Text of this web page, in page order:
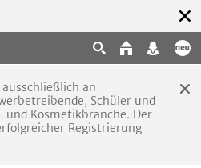
an
Schüler und
Kosmetikbranche. Der
Registrierung